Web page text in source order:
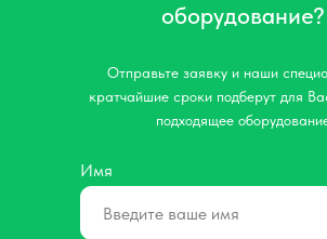
Имя
Отправьте заявку и наши
кратчайшие сроки подберут для
подходящее
оборудование?